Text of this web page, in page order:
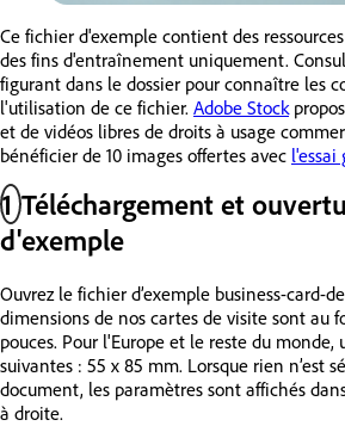
Ce fichier d'exemple contient des
des fins d'entraînement uniquement.
figurant dans le dossier pour connaître les
l'utilisation de ce fichier. Adobe Stock
et de vidéos libres de droits à usage
bénéficier de 10 images offertes avec l'essai
1Téléchargement et
d'exemple
Ouvrez le fichier d’exemple business-card-
dimensions de nos cartes de visite sont au
pouces. Pour l'Europe et le reste du
suivantes : 55 x 85 mm. Lorsque rien n’est
document, les paramètres sont affichés
à droite.